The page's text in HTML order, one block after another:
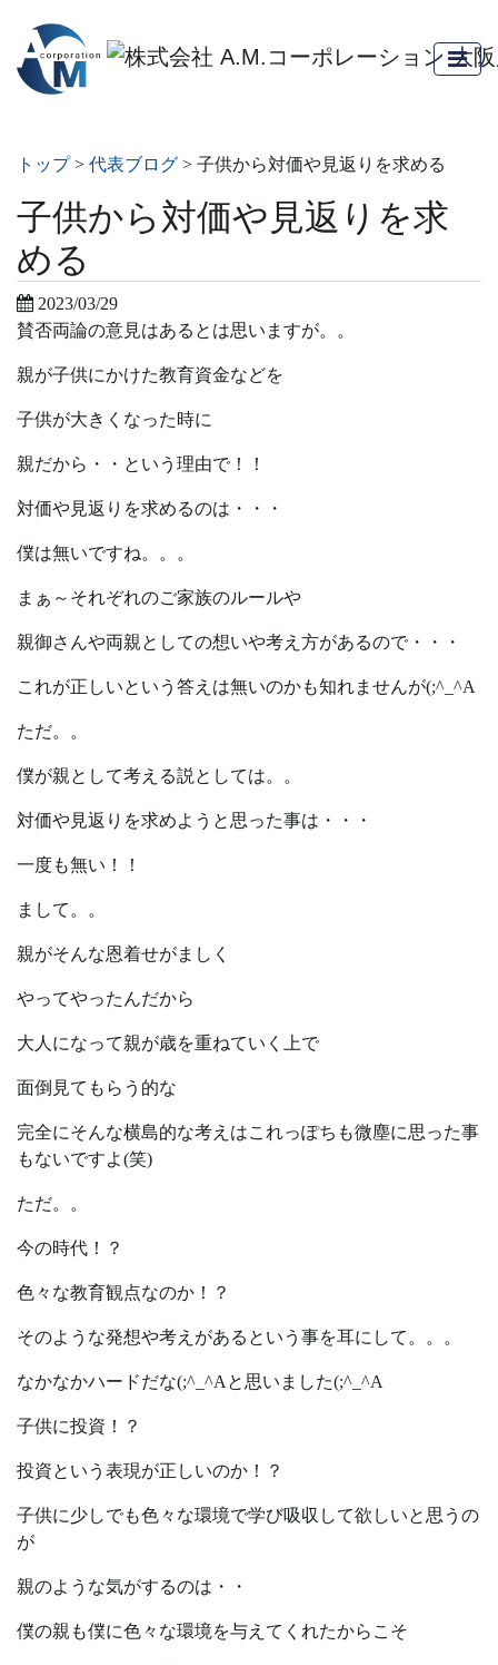
トップ> 代表ブログ > 子供から対価や見返りを求める
子供から対価や見返りを求
める
2023/03/29
賛否両論の意見はあるとは思いますが。。
親が子供にかけた教育資金などを
子供が大きくなった時に
親だから・・という理由で！！
対価や見返りを求めるのは・・・
僕は無いですね。。。
まぁ～それぞれのご家族のルールや
親御さんや両親としての想いや考え方があるので・・・
これが正しいという答えは無いのかも知れませんが(;^_^A
ただ。。
僕が親として考える説としては。。
対価や見返りを求めようと思った事は・・・
一度も無い！！
まして。。
親がそんな恩着せがましく
やってやったんだから
大人になって親が歳を重ねていく上で
面倒見てもらう的な
完全にそんな横島的な考えはこれっぽちも微塵に思った事
もないですよ(笑)
ただ。。
今の時代！？
色々な教育観点なのか！？
そのような発想や考えがあるという事を耳にして。。。
なかなかハードだな(;^_^Aと思いました(;^_^A
子供に投資！？
投資という表現が正しいのか！？
子供に少しでも色々な環境で学び吸収して欲しいと思うの
が
親のような気がするのは・・
僕の親も僕に色々な環境を与えてくれたからこそ